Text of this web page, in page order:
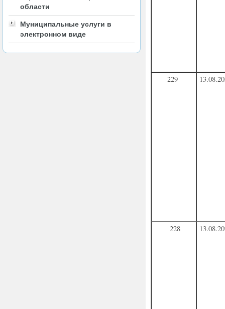
области
Муниципальные услуги в
электронном виде
229
228